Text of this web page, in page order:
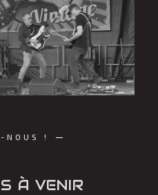
NOUS !
À VENIR